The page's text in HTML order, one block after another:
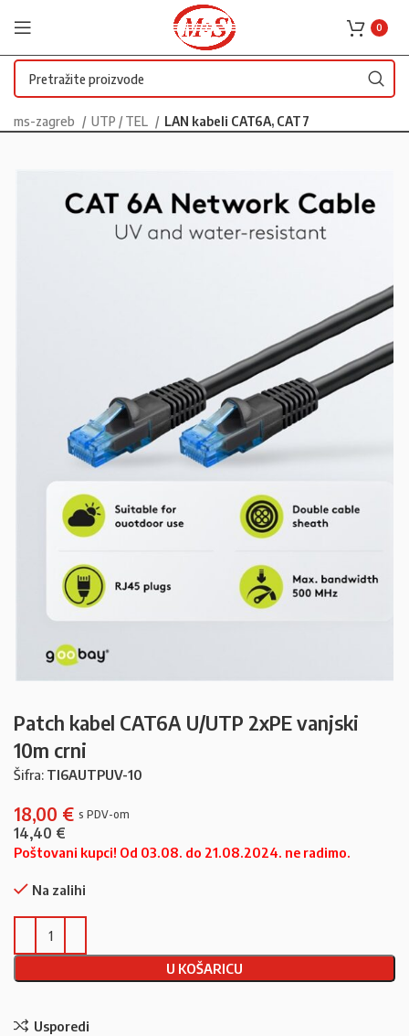
0
ms-zagreb UTP / TEL LAN kabeli CAT6A, CAT7
Patch kabel CAT6A U/UTP 2xPE vanjski
10m crni
Šifra: TI6AUTPUV-10
18,00 €
14,40 €
Poštovani kupci! Od 03.08. do 21.08.2024. ne radimo.
Na zalihi
U KOŠARICU
Usporedi